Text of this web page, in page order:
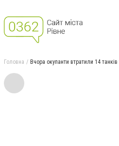
Головна Вчора окупанти втратили 14